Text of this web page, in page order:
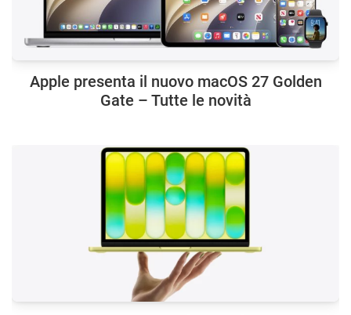
Apple presenta il nuovo macOS 27 Golden
Gate – Tutte le novità